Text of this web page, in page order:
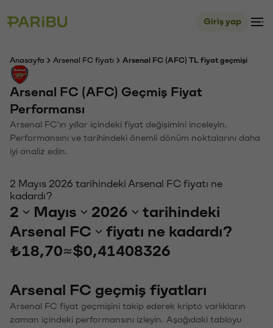
Giriş yap
Anasayfa Arsenal FC fiyatı Arsenal FC (AFC) TL fiyat geçmişi
Arsenal FC (AFC) Geçmiş Fiyat
Performansı
Arsenal FC'ın yıllar içindeki fiyat değişimini inceleyin.
Performansını ve tarihindeki önemli dönüm noktalarını daha
iyi analiz edin.
2 Mayıs 2026 tarihindeki Arsenal FC fiyatı ne
kadardı?
2 Mayıs 2026
tarihindeki
Arsenal FC
fiyatı ne kadardı?
₺18,70≈$0,41408326
Arsenal FC geçmiş fiyatları
Arsenal FC fiyat geçmişini takip ederek kripto varlıkların
zaman içindeki performansını izleyin. Aşağıdaki tabloyu